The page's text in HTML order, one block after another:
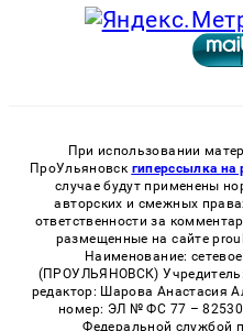
При использовании
ПроУльяновск гиперссылка на
случае будут применены
авторских и смежных
ответственности за
размещенные на сайте
Наименование: сетевое
(ПРОУЛЬЯНОВСК)
редактор: Шарова Анастасия
номер: ЭЛ № ФС 77 – 82530
Федеральной службой